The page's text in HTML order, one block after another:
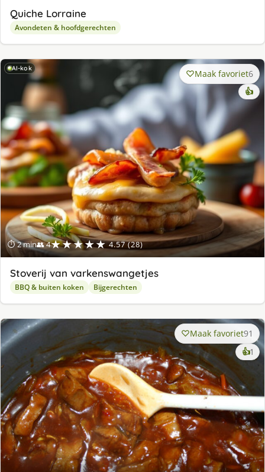
Quiche Lorraine
Avondeten & hoofdgerechten
AI-kok
⏱ 2 min👥 4★★★★★ 4.57 (28)
Maak favoriet6
👍
Stoverij van varkenswangetjes
BBQ & buiten koken Bijgerechten
Maak favoriet91
👍1